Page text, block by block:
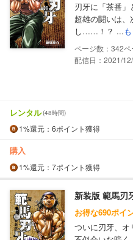
刃牙に「茶番
超雄の闘いは、
し……！？ ...
342
配信日：2021/
レンタル(48時間)
1%還元 ：6ポイント獲得
購入
1%還元 ：7ポイント獲得
新装版 範馬刃
お得な690ポイ
ついに刃牙、